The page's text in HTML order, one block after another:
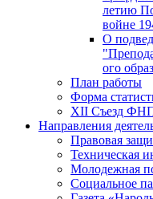
летию
войне
О
ого
План работы
Форма
XII Съезд
Направления
Правовая
Техническая
Молодежная
Социальное